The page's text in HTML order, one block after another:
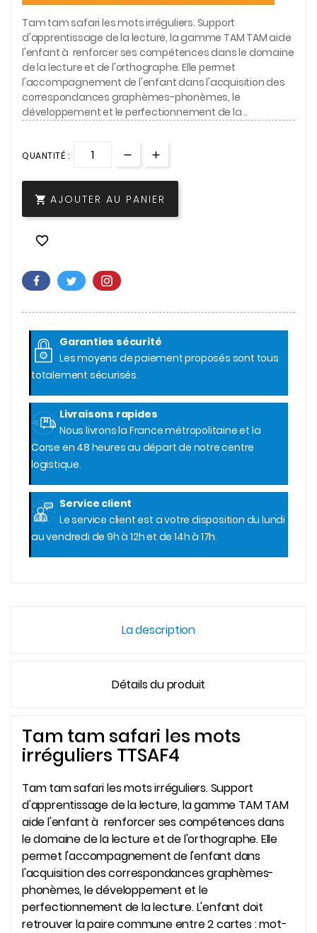
Tam tam safari les mots irréguliers. Support
d'apprentissage de la lecture, la gamme TAM TAM aide
l'enfant à renforcer ses compétences dans le domaine
de la lecture et de l'orthographe. Elle permet
l'accompagnement de l'enfant dans l'acquisition des
correspondances graphèmes-phonèmes, le
développement et le perfectionnement de la ..
QUANTITÉ :
 AJOUTER AU PANIER

Garanties sécurité
Les moyens de paiement proposés sont tous
totalement sécurisés.
Livraisons rapides
Nous livrons la France métropolitaine et la
Corse en 48 heures au départ de notre centre
logistique.
Service client
Le service client est a votre disposition du lundi
au vendredi de 9h à 12h et de 14h à 17h.
La description
Détails du produit
Tam tam safari les mots
irréguliers TTSAF4
Tam tam safari les mots irréguliers. Support
d'apprentissage de la lecture, la gamme TAM TAM
aide l'enfant à renforcer ses compétences dans
le domaine de la lecture et de l'orthographe. Elle
permet l'accompagnement de l'enfant dans
l'acquisition des correspondances graphèmes-
phonèmes, le développement et le
perfectionnement de la lecture. L'enfant doit
retrouver la paire commune entre 2 cartes : mot-